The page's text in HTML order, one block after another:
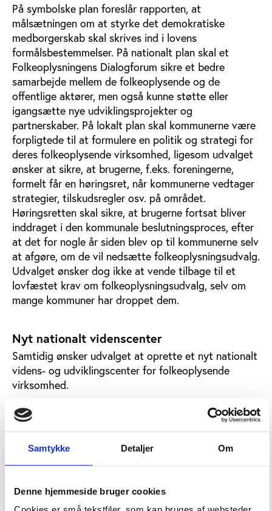
Samtykke Detaljer Om
Denne hjemmeside bruger cookies
På symbolske plan foreslår rapporten, at
målsætningen om at styrke det demokratiske
medborgerskab skal skrives ind i lovens
formålsbestemmelser. På nationalt plan skal et
Folkeoplysningens Dialogforum sikre et bedre
samarbejde mellem de folkeoplysende og de
offentlige aktører, men også kunne støtte eller
igangsætte nye udviklingsprojekter og
partnerskaber. På lokalt plan skal kommunerne være
forpligtede til at formulere en politik og strategi for
deres folkeoplysende virksomhed, ligesom udvalget
ønsker at sikre, at brugerne, f.eks. foreningerne,
formelt får en høringsret, når kommunerne vedtager
strategier, tilskudsregler osv. på området.
Høringsretten skal sikre, at brugerne fortsat bliver
inddraget i den kommunale beslutningsproces, efter
at det for nogle år siden blev op til kommunerne selv
at afgøre, om de vil nedsætte folkeoplysningsudvalg.
Udvalget ønsker dog ikke at vende tilbage til et
lovfæstet krav om folkeoplysningsudvalg, selv om
mange kommuner har droppet dem.
Nyt nationalt videnscenter
Samtidig ønsker udvalget at oprette et nyt nationalt
videns- og udviklingscenter for folkeoplysende
virksomhed.
Det skal ifølge udvalgets rapport bl.a. ”følge,
diskutere og stille forslag til kvalitetssikring og
voksenundervisning og det frivillige børne- og
ungdomsarbejdes virke, herunder statistikker,
argumenterer for, at foreningsidrætten i dag har